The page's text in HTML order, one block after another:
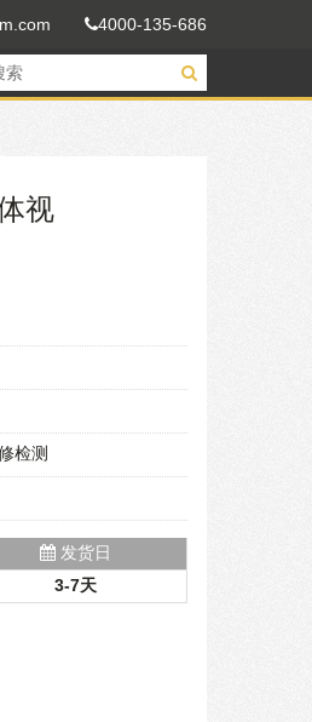
4000-135-686
视
检测
发货日
3-7天